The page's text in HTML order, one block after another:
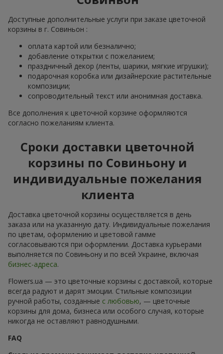
Доступные дополнительные услуги при заказе цветочной
корзины в г. Совиньон :
оплата картой или безналично;
добавление открытки с пожеланием;
праздничный декор (ленты, шарики, мягкие игрушки);
подарочная коробка или дизайнерские растительные
композиции;
сопроводительный текст или анонимная доставка.
Все дополнения к цветочной корзине оформляются
согласно пожеланиям клиента.
Сроки доставки цветочной
корзины по Совиньону и
индивидуальные пожелания
клиента
Доставка цветочной корзины осуществляется в день
заказа или на указанную дату. Индивидуальные пожелания
по цветам, оформлению и цветовой гамме
согласовываются при оформлении. Доставка курьерами
выполняется по Совиньону и по всей Украине, включая
бизнес-адреса.
Flowers.ua — это цветочные корзины с доставкой, которые
всегда радуют и дарят эмоции. Стильные композиции
ручной работы, созданные с любовью, — цветочные
корзины для дома, бизнеса или особого случая, которые
никогда не оставляют равнодушными.
FAQ